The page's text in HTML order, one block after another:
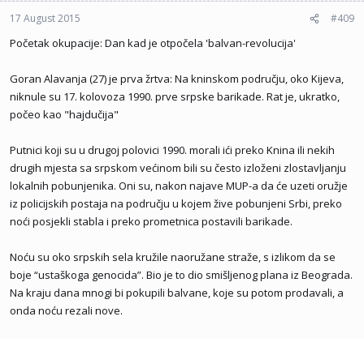
17 August 2015 #409
Početak okupacije: Dan kad je otpočela 'balvan-revolucija'
Goran Alavanja (27) je prva žrtva: Na kninskom području, oko Kijeva,
niknule su 17. kolovoza 1990. prve srpske barikade. Rat je, ukratko,
počeo kao "hajdučija"
Putnici koji su u drugoj polovici 1990. morali ići preko Knina ili nekih
drugih mjesta sa srpskom većinom bili su često izloženi zlostavljanju
lokalnih pobunjenika. Oni su, nakon najave MUP-a da će uzeti oružje
iz policijskih postaja na području u kojem žive pobunjeni Srbi, preko
noći posjekli stabla i preko prometnica postavili barikade.
Noću su oko srpskih sela kružile naoružane straže, s izlikom da se
boje “ustaškoga genocida”. Bio je to dio smišljenog plana iz Beograda.
Na kraju dana mnogi bi pokupili balvane, koje su potom prodavali, a
onda noću rezali nove.